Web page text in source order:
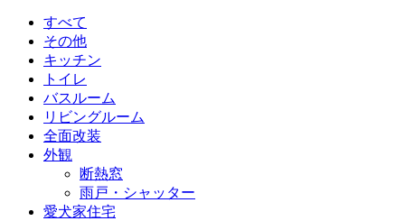
すべて
その他
キッチン
トイレ
バスルーム
リビングルーム
全面改装
外観
断熱窓
雨戸・シャッター
愛犬家住宅